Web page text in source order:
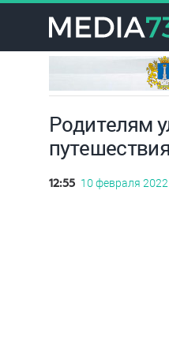
Родителям
12:55 10 февраля 2022